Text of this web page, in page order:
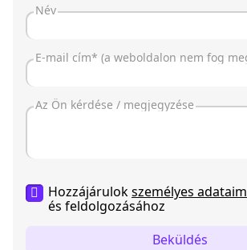
Hozzájárulokszemélyes adataim
és feldolgozásához
Beküldés